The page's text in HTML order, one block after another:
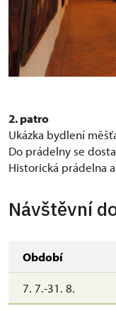
2. patro
Ukázka bydlení
Do prádelny se
Historická prádelna
Návštěvní
Období
7. 7.-31. 8.